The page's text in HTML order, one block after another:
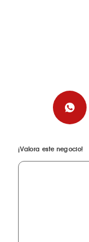
¡Valora este negocio!